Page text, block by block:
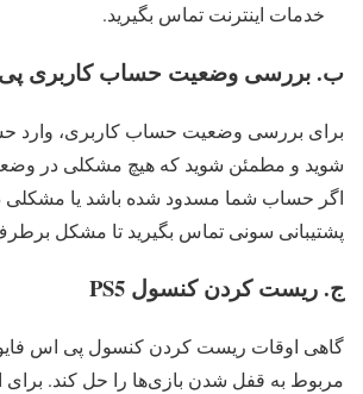
خدمات اینترنت تماس بگیرید.
ب. بررسی وضعیت حساب کاربری
برای بررسی وضعیت حساب کاربری، وارد
شوید و مطمئن شوید که هیچ مشکلی در
اگر حساب شما مسدود شده باشد یا مشکلی
پشتیبانی سونی تماس بگیرید تا مشکل
ج. ریست کردن کنسول PS5
گاهی اوقات ریست کردن کنسول پی اس
مربوط به قفل شدن بازی‌ها را حل کند. برای